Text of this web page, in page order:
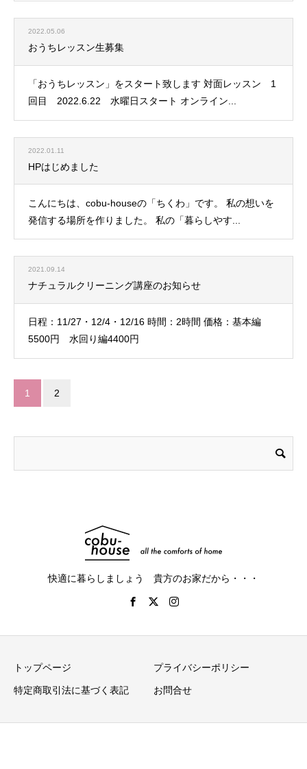
2022.05.06
おうちレッスン生募集
「おうちレッスン」をスタート致します 対面レッスン 1
回目 2022.6.22 水曜日スタート オンライン...
2022.01.11
HPはじめました
こんにちは、cobu-houseの「ちくわ」です。 私の想いを
発信する場所を作りました。 私の「暮らしやす...
2021.09.14
ナチュラルクリーニング講座のお知らせ
日程：11/27・12/4・12/16 時間：2時間 価格：基本編
5500円 水回り編4400円
1 2
快適に暮らしましょう 貴方のお家だから・・・
トップページ プライバシーポリシー
特定商取引法に基づく表記 お問合せ